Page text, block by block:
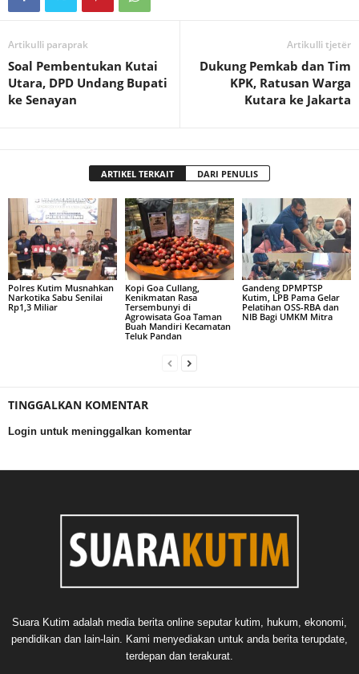
Artikulli paraprak
Soal Pembentukan Kutai
Utara, DPD Undang Bupati
ke Senayan
Artikulli tjetër
Dukung Pemkab dan Tim
KPK, Ratusan Warga
Kutara ke Jakarta
ARTIKEL TERKAIT DARI PENULIS
Polres Kutim Musnahkan
Narkotika Sabu Senilai
Rp1,3 Miliar
Kopi Goa Cullang,
Kenikmatan Rasa
Tersembunyi di
Agrowisata Goa Taman
Buah Mandiri Kecamatan
Teluk Pandan
Gandeng DPMPTSP
Kutim, LPB Pama Gelar
Pelatihan OSS-RBA dan
NIB Bagi UMKM Mitra
TINGGALKAN KOMENTAR
Login untuk meninggalkan komentar
Suara Kutim adalah media berita online seputar kutim, hukum, ekonomi,
pendidikan dan lain-lain. Kami menyediakan untuk anda berita terupdate,
terdepan dan terakurat.